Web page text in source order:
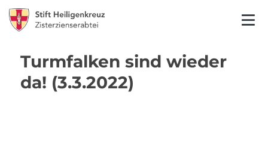
Turmfalken sind wieder
da! (3.3.2022)